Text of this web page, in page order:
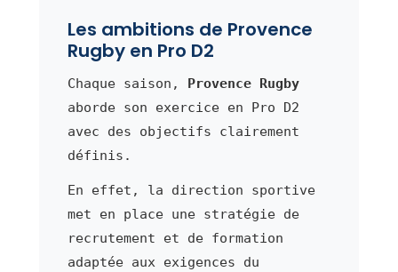
Les ambitions de Provence
Rugby en Pro D2
Chaque saison, Provence Rugby
aborde son exercice en Pro D2
avec des objectifs clairement
définis.
En effet, la direction sportive
met en place une stratégie de
recrutement et de formation
adaptée aux exigences du